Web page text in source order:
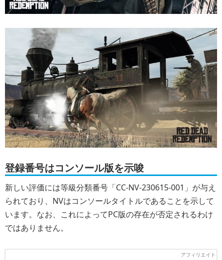
登録番号はコンソール版を示唆
新しい評価には等級分類番号「CC-NV-230615-001」が与え
られており、NVはコンソールタイトルであることを示して
います。なお、これによってPC版の存在が否定されるわけ
ではありません。